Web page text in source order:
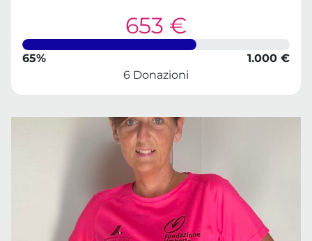
653 €
65%
1.000 €
6 Donazioni